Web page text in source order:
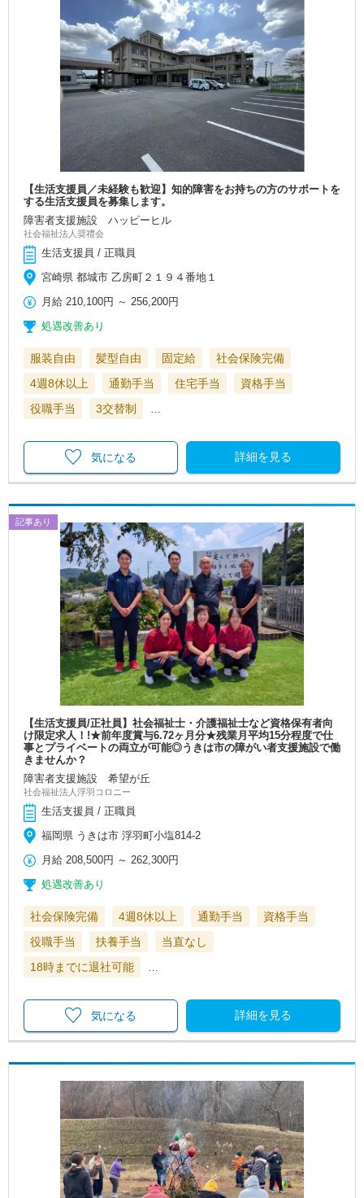
【生活支援員／未経験も歓迎】知的障害をお持ちの方のサポートを
する生活支援員を募集します。
障害者支援施設 ハッピーヒル
社会福祉法人奨禮会
生活支援員 / 正職員
宮崎県 都城市 乙房町２１９４番地１
月給 210,100円 ～ 256,200円
処遇改善あり
服装自由 髪型自由 固定給
社会保険完備
4週8休以上
通勤手当 住宅手当
資格手当
役職手当
3交替制
詳細を見る
気になる
記事あり
【生活支援員/正社員】社会福祉士・介護福祉士など資格保有者向
け限定求人！!★前年度賞与6.72ヶ月分★残業月平均15分程度で仕
事とプライベートの両立が可能◎うきは市の障がい者支援施設で働
きませんか？
障害者支援施設 希望が丘
社会福祉法人浮羽コロニー
生活支援員 / 正職員
福岡県 うきは市 浮羽町小塩814‐2
月給 208,500円 ～262,300円
処遇改善あり
社会保険完備 4週8休以上 通勤手当
資格手当
役職手当
扶養手当
当直なし
18時までに退社可能
…
詳細を見る
気になる